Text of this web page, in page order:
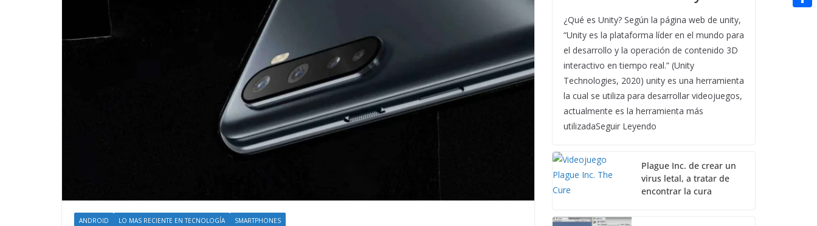
ANDROID LO MAS RECIENTE EN TECNOLOGÍA SMARTPHONES
¿Qué es Unity? Según la página web de unity,
“Unity es la plataforma líder en el mundo para
el desarrollo y la operación de contenido 3D
interactivo en tiempo real.” (Unity
Technologies, 2020) unity es una herramienta
la cual se utiliza para desarrollar videojuegos,
actualmente es la herramienta más
utilizadaSeguir Leyendo
Plague Inc. de crear un
virus letal, a tratar de
encontrar la cura
n
a